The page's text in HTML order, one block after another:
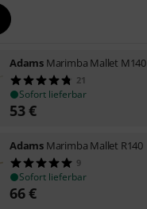
Adams Marimba Mallet M140
21
Sofort lieferbar
53€
Adams Marimba Mallet R140
9
Sofort lieferbar
66€